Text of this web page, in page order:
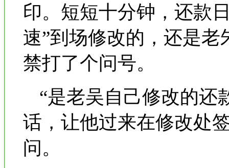
印。短短十分钟，还款
速”到场修改的，还是
禁打了个问号。
“是老吴自己修改的还
话，让他过来在修改处
问。